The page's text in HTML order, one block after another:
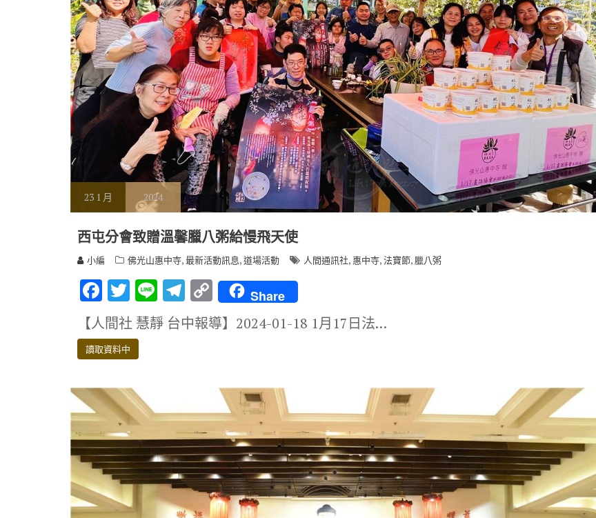
23 1 月 2024
西屯分會致贈溫馨臘八粥給慢飛天使
小編 佛光山惠中寺,最新活動訊息,道場活動 人間通訊社, 惠中寺,法寶節,臘八粥
F
ac
e
b
o
k
T
w
it
te
Li
n
e
T
el
e
C
o
p
n
k
Share
【人間社 慧靜 台中報導】2024-01-18 1月17日法…
讀取資料中